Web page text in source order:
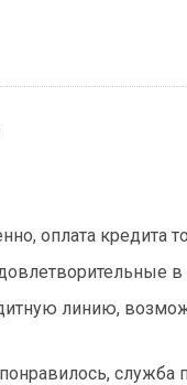
оплата кредита
линию,